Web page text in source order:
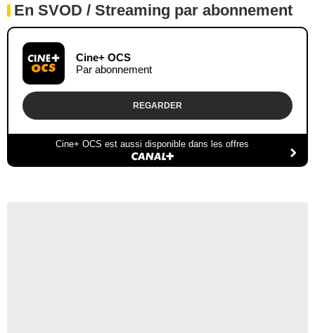
En SVOD / Streaming par abonnement
Cine+ OCS
Par abonnement
REGARDER
Cine+ OCS est aussi disponible dans les offres